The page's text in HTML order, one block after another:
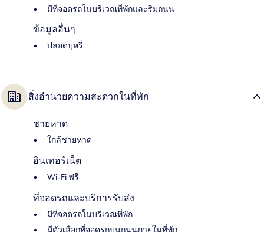
มีที่จอดรถในบริเวณที่พักและริมถนน
ข้อมูลอื่นๆ
ปลอดบุหรี่
สิ่งอำนวยความสะดวกในที่พัก
ชายหาด
ใกล้ชายหาด
อินเทอร์เน็ต
Wi-Fi ฟรี
ที่จอดรถและบริการรับส่ง
มีที่จอดรถในบริเวณที่พัก
มีตัวเลือกที่จอดรถบนถนนภายในที่พัก